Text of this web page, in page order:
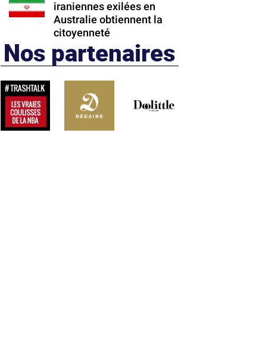
iraniennes exilées en
Australie obtiennent la
citoyenneté
Nos partenaires